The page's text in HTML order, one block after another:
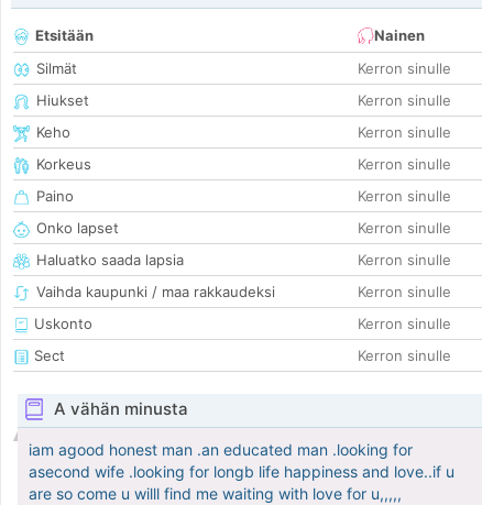
Etsitään
Nainen
Silmät
Kerron sinulle
Hiukset
Kerron sinulle
Keho
Kerron sinulle
Korkeus
Kerron sinulle
Paino
Kerron sinulle
Onko lapset
Kerron sinulle
Haluatko saada lapsia
Kerron sinulle
Vaihda kaupunki / maa rakkaudeksi
Kerron sinulle
Uskonto
Kerron sinulle
Sect
Kerron sinulle
A vähän minusta
iam agood honest man .an educated man .looking for
asecond wife .looking for longb life happiness and love..if u
are so come u willl find me waiting with love for u,,,,,